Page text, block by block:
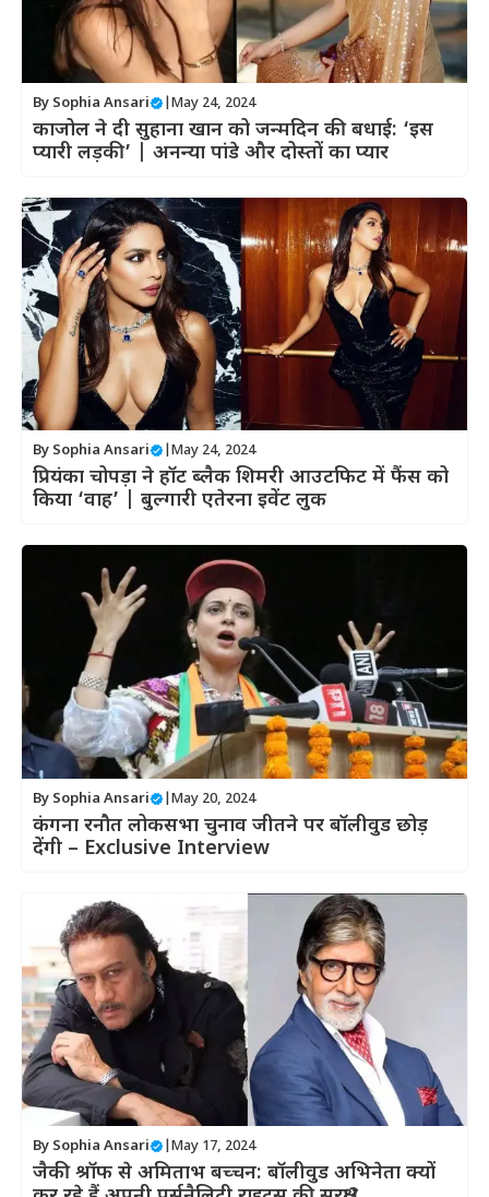
By Sophia Ansari May 24, 2024
काजोल ने दी सुहाना खान को जन्मदिन की बधाई: ‘इस
प्यारी लड़की’ | अनन्या पांडे और दोस्तों का प्यार
By Sophia Ansari May 24, 2024
प्रियंका चोपड़ा ने हॉट ब्लैक शिमरी आउटफिट में फैंस को
किया ‘वाह’ | बुल्गारी एतेरना इवेंट लुक
By Sophia Ansari May 20, 2024
कंगना रनौत लोकसभा चुनाव जीतने पर बॉलीवुड छोड़
देंगी – Exclusive Interview
By Sophia Ansari May 17, 2024
जैकी श्रॉफ से अमिताभ बच्चन: बॉलीवुड अभिनेता क्यों